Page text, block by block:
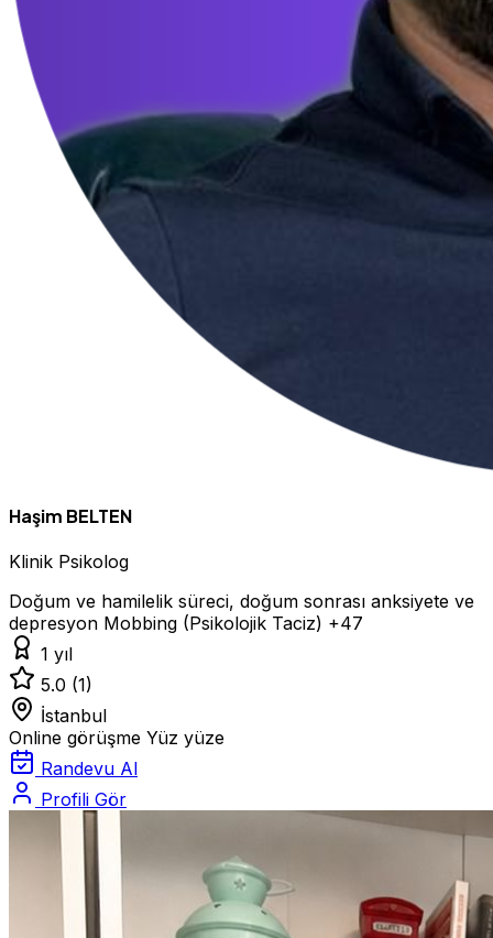
Haşim BELTEN
Klinik Psikolog
Doğum ve hamilelik süreci, doğum sonrası anksiyete ve
depresyon Mobbing (Psikolojik Taciz) +47
1 yıl
5.0 (1)
İstanbul
Online görüşme Yüz yüze
Randevu Al
Profili Gör